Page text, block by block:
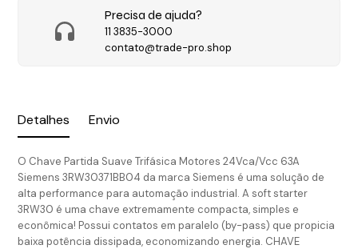
Detalhes Envio
O Chave Partida Suave Trifásica Motores 24Vca/Vcc 63A
Siemens 3RW30371BB04 da marca Siemens é uma solução de
alta performance para automação industrial. A soft starter
3RW30 é uma chave extremamente compacta, simples e
econômica! Possui contatos em paralelo (by-pass) que propicia
baixa potência dissipada, economizando energia. CHAVE
Precisa de ajuda?
11 3835-3000
contato@trade-pro.shop